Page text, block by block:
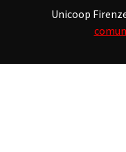
Unicoop